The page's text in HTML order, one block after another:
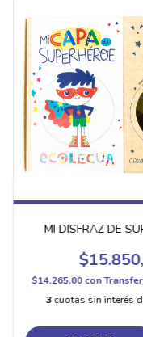
MI DISFRAZ DE
$14.265,00con
3cuotas sin interés